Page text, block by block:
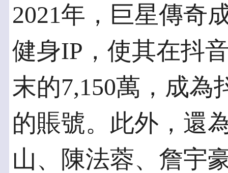
2021年，巨星傳奇
健身IP，使其在抖
末的7,150萬，成為
的賬號。此外，還
山、陳法蓉、詹宇